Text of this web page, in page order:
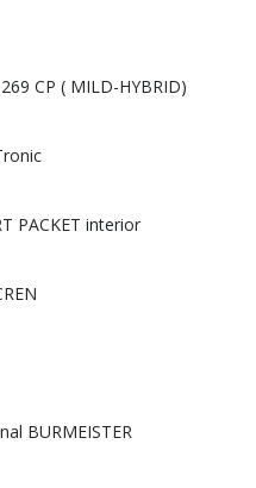
CP ( MILD-HYBRID)
PACKET interior
BURMEISTER